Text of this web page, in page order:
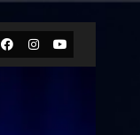
Facebook
Instagram
Youtube